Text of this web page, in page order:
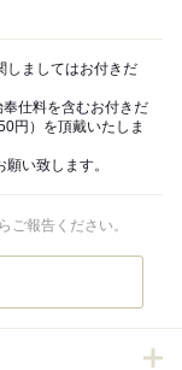
しましてはお付きだ
仕料を含むお付きだ
円）を頂戴いたしま
い致します。
報告ください。